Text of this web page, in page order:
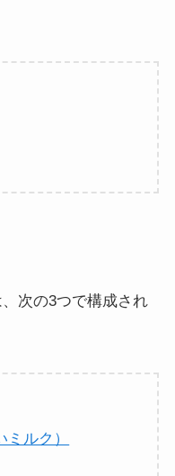
次の3つで構成され
ルク）